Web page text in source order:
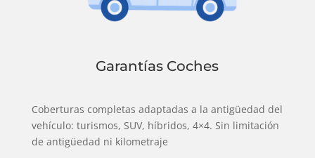
Garantías Coches
Coberturas completas adaptadas a la antigüedad del
vehículo: turismos, SUV, híbridos, 4×4. Sin limitación
de antigüedad ni kilometraje